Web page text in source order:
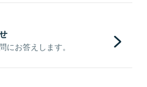
お答えします。